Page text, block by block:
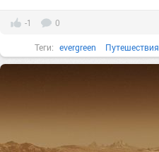
-1 0
Теги: evergreen Путешествия